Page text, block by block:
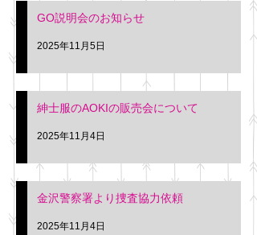
GO説明会のお知らせ
2025年11月5日
紳士服のAOKIの販売会について
2025年11月4日
金沢警察署より捜査協力依頼
2025年11月4日